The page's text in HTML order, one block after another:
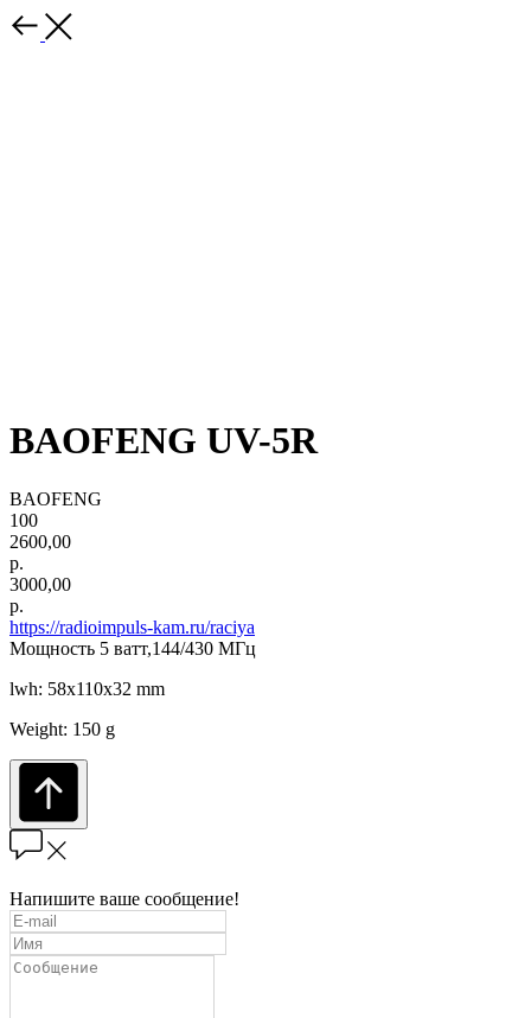
BAOFENG UV-5R
BAOFENG
100
2600,00
р.
3000,00
р.
https://radioimpuls-kam.ru/raciya
Мощность 5 ватт,144/430 МГц
lwh: 58x110x32 mm
Weight: 150 g
Напишите ваше сообщение!